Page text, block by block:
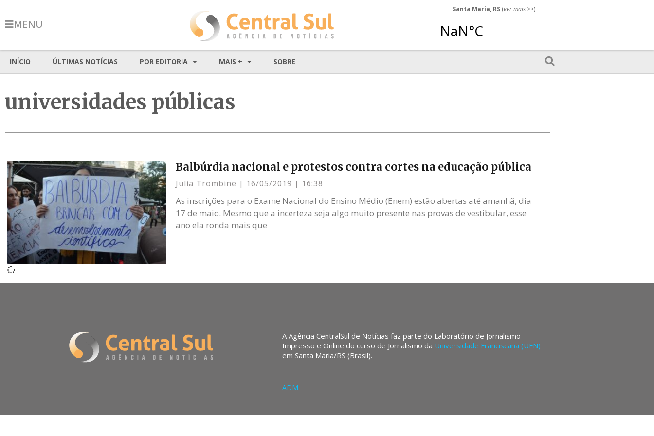
MENU
Santa Maria, RS (ver mais >>)
INÍCIO ÚLTIMAS NOTÍCIAS POR EDITORIA MAIS + SOBRE
universidades públicas
Balbúrdia nacional e protestos contra cortes na educação pública
Julia Trombine 16/05/2019 16:38
As inscrições para o Exame Nacional do Ensino Médio (Enem) estão abertas até amanhã, dia
17 de maio. Mesmo que a incerteza seja algo muito presente nas provas de vestibular, esse
ano ela ronda mais que
A Agência CentralSul de Notícias faz parte do Laboratório de Jornalismo
Impresso e Online do curso de Jornalismo da Universidade Franciscana (UFN)
em Santa Maria/RS (Brasil).
ADM